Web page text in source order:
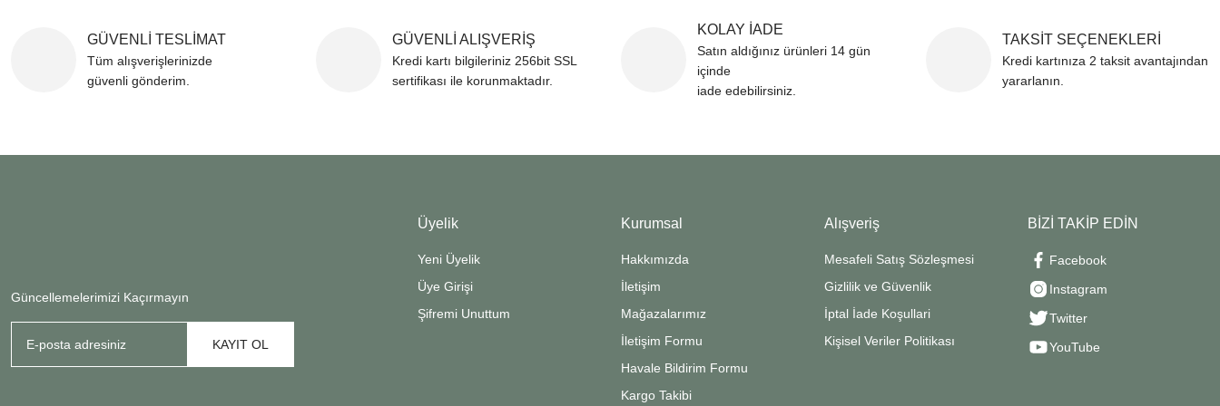
GÜVENLİ TESLİMAT
Tüm alışverişlerinizde
güvenli gönderim.
GÜVENLİ ALIŞVERİŞ
Kredi kartı bilgileriniz 256bit SSL
sertifikası ile korunmaktadır.
KOLAY İADE
Satın aldığınız ürünleri 14 gün
içinde
iade edebilirsiniz.
TAKSİT SEÇENEKLERİ
Kredi kartınıza 2 taksit avantajından
yararlanın.
Güncellemelerimizi Kaçırmayın
KAYIT OL
Üyelik
Yeni Üyelik
Üye Girişi
Şifremi Unuttum
Kurumsal
Hakkımızda
İletişim
Mağazalarımız
İletişim Formu
Havale Bildirim Formu
Kargo Takibi
Alışveriş
Mesafeli Satış Sözleşmesi
Gizlilik ve Güvenlik
İptal İade Koşullari
Kişisel Veriler Politikası
BİZİ TAKİP EDİN
Facebook
Instagram
Twitter
YouTube